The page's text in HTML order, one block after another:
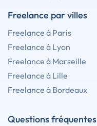
Freelance par villes
Freelance à Paris
Freelance à Lyon
Freelance à Marseille
Freelance à Lille
Freelance à Bordeaux
Questions fréquentes